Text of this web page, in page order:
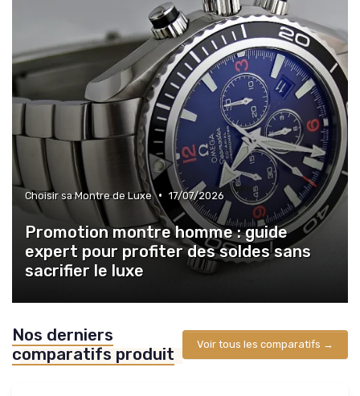
Choisir sa Montre de Luxe • 17/07/2026
Promotion montre homme : guide
expert pour profiter des soldes sans
sacrifier le luxe
Nos derniers
comparatifs produit
Voir tous les comparatifs →